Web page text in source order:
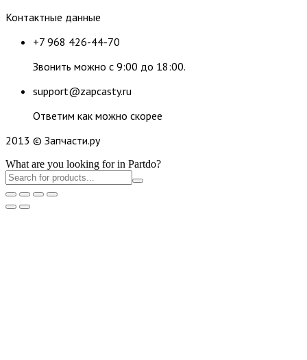
Контактные данные
+7 968 426-44-70
Звонить можно с 9:00 до 18:00.
support@zapcasty.ru
Ответим как можно скорее
2013 © Запчасти.ру
What are you looking for in Partdo?